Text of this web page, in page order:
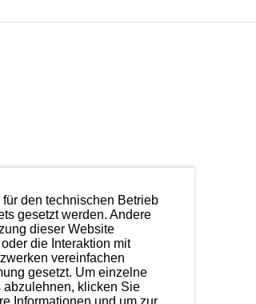
den technischen Betrieb
gesetzt werden. Andere
dieser Website
die Interaktion mit
vereinfachen
gesetzt. Um einzelne
klicken Sie